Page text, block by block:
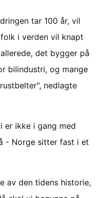
tar 100 år, vil
i verden vil knapt
det bygger på
bilindustri, og mange
nedlagte
er ikke i gang med
- Norge sitter fast i et
av den tidens historie,